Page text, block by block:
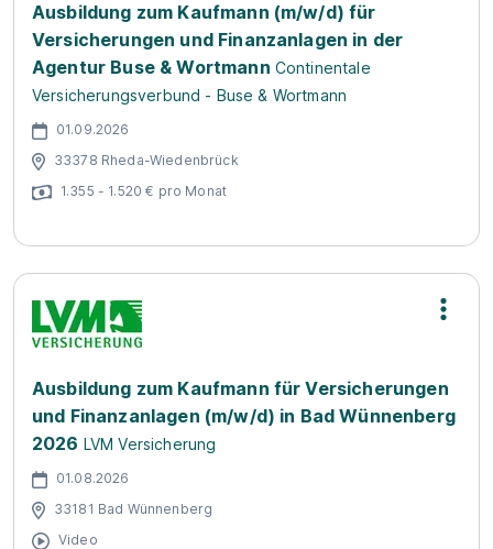
Ausbildung zum Kaufmann (m/w/d) für
Versicherungen und Finanzanlagen in der
Agentur Buse & Wortmann Continentale
Versicherungsverbund - Buse & Wortmann
01.09.2026
33378 Rheda-Wiedenbrück
1.355 - 1.520 € pro Monat
Ausbildung zum Kaufmann für Versicherungen
und Finanzanlagen (m/w/d) in Bad Wünnenberg
2026 LVM Versicherung
01.08.2026
33181 Bad Wünnenberg
Video